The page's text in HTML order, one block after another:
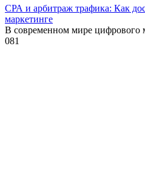
СРА и арбитраж трафика: Как
маркетинге
В современном мире цифрового
081